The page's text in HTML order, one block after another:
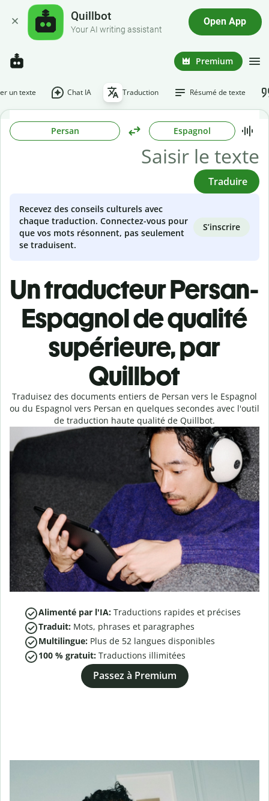
Quillbot
Your AI writing assistant
Open App
Premium
un texte Chat IA Traduction Résumé de texte
Persan Espagnol
Traduire
Recevez des conseils culturels avec
chaque traduction. Connectez-vous pour
que vos mots résonnent, pas seulement
se traduisent.
S’inscrire
Un traducteur Persan-
Espagnol de qualité
supérieure, par
Quillbot
Traduisez des documents entiers de Persan vers le Espagnol
ou du Espagnol vers Persan en quelques secondes avec l'outil
de traduction haute qualité de Quillbot.
Alimenté par l'IA: Traductions rapides et précises
Traduit: Mots, phrases et paragraphes
Multilingue: Plus de 52 langues disponibles
100 % gratuit: Traductions illimitées
Passez à Premium